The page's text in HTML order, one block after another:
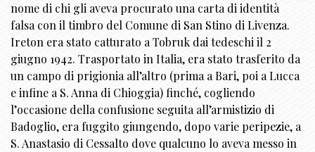
nome di chi gli aveva procurato una carta di identità
falsa con il timbro del Comune di San Stino di Livenza.
Ireton era stato catturato a Tobruk dai tedeschi il 2
giugno 1942. Trasportato in Italia, era stato trasferito da
un campo di prigionia all’altro (prima a Bari, poi a Lucca
e infine a S. Anna di Chioggia) finché, cogliendo
l’occasione della confusione seguita all’armistizio di
Badoglio, era fuggito giungendo, dopo varie peripezie, a
S. Anastasio di Cessalto dove qualcuno lo aveva messo in